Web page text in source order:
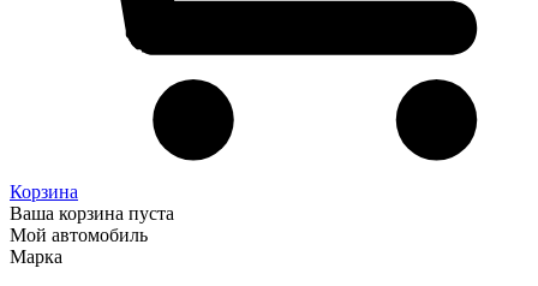
Корзина
Ваша корзина пуста
Мой автомобиль
Марка